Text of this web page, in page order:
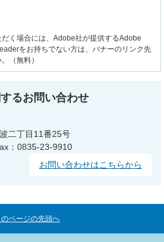
く場合には、Adobe社が提供するAdobe
をお持ちでない方は、バナーのリンク先
（無料）
るお問い合わせ
二丁目11番25号
：0835-23-9910
お問い合わせはこちらから
のページの先頭へ